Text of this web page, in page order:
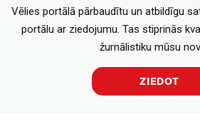
Vēlies portālā pārbaudītu un atbildīgu
portālu ar ziedojumu. Tas stiprinās
žurnālistiku mūsu
ZIEDOT